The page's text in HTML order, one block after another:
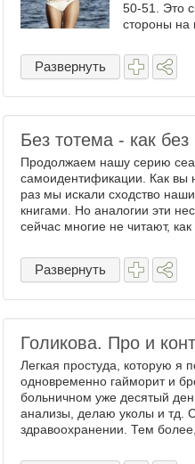
50-51. Это
стороны на
Развернуть
Без тотема - как без
Продолжаем нашу серию
самоидентификации. Как вы
раз мы искали сходство
книгами. Но аналогии эти
сейчас многие не читают, как
Развернуть
Голикова. Про и
Легкая простуда, которую я
одновременно гайморит и
больничном уже десятый
анализы, делаю уколы и тд.
здравоохранении. Тем более,